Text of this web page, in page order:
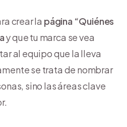
crear la página “Quiénes
y que tu marca se vea
al equipo que la lleva
se trata de nombrar
sino las áreas clave